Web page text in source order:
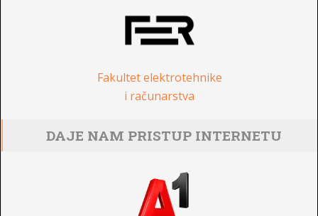
Fakultet elektrotehnike
i računarstva
DAJE NAM PRISTUP INTERNETU